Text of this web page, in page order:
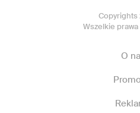
Wszelkie
O